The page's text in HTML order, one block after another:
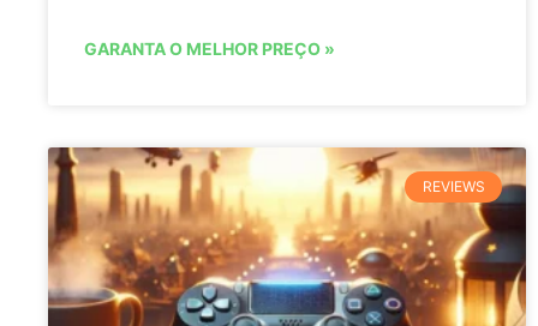
GARANTA O MELHOR PREÇO »
REVIEWS